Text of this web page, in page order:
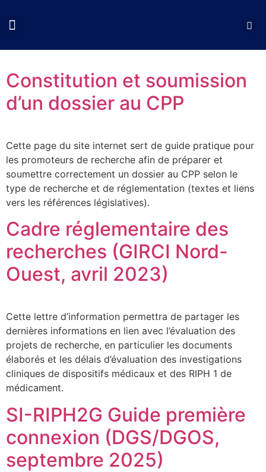
Constitution et soumission
d’un dossier au CPP
Cette page du site internet sert de guide pratique pour
les promoteurs de recherche afin de préparer et
soumettre correctement un dossier au CPP selon le
type de recherche et de réglementation (textes et liens
vers les références législatives).
Cadre réglementaire des
recherches (GIRCI Nord-
Ouest, avril 2023)
Cette lettre d’information permettra de partager les
dernières informations en lien avec l’évaluation des
projets de recherche, en particulier les documents
élaborés et les délais d’évaluation des investigations
cliniques de dispositifs médicaux et des RIPH 1 de
médicament.
SI-RIPH2G Guide première
connexion (DGS/DGOS,
septembre 2025)